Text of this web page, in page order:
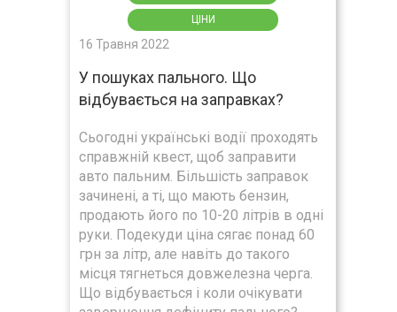
ЦІНИ
16 Травня 2022
У пошуках пального. Що
відбувається на заправках?
Сьогодні українські водії проходять
справжній квест, щоб заправити
авто пальним. Більшість заправок
зачинені, а ті, що мають бензин,
продають його по 10-20 літрів в одні
руки. Подекуди ціна сягає понад 60
грн за літр, але навіть до такого
місця тягнеться довжелезна черга.
Що відбувається і коли очікувати